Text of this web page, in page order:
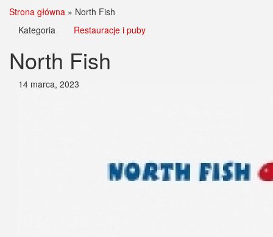
Strona główna » North Fish
Kategoria
Restauracje i puby
North Fish
14 marca, 2023